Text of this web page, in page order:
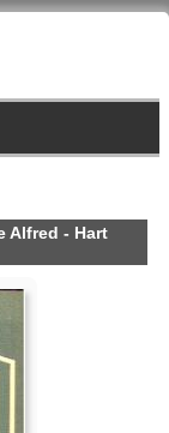
Alfred - Hart